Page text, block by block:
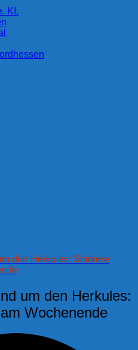
KI.
den Herkules: Stärkere
um den Herkules:
Wochenende